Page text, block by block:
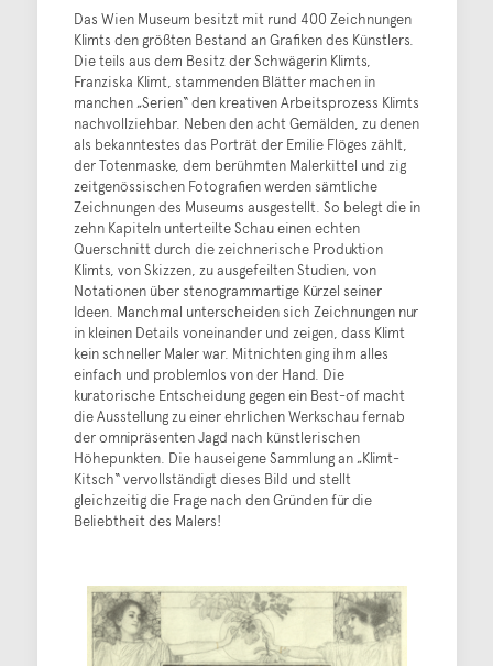
Das Wien Museum besitzt mit rund 400 Zeichnungen
Klimts den größten Bestand an Grafiken des Künstlers.
Die teils aus dem Besitz der Schwägerin Klimts,
Franziska Klimt, stammenden Blätter machen in
manchen „Serien“ den kreativen Arbeitsprozess Klimts
nachvollziehbar. Neben den acht Gemälden, zu denen
als bekanntestes das Porträt der Emilie Flöges zählt,
der Totenmaske, dem berühmten Malerkittel und zig
zeitgenössischen Fotografien werden sämtliche
Zeichnungen des Museums ausgestellt. So belegt die in
zehn Kapiteln unterteilte Schau einen echten
Querschnitt durch die zeichnerische Produktion
Klimts, von Skizzen, zu ausgefeilten Studien, von
Notationen über stenogrammartige Kürzel seiner
Ideen. Manchmal unterscheiden sich Zeichnungen nur
in kleinen Details voneinander und zeigen, dass Klimt
kein schneller Maler war. Mitnichten ging ihm alles
einfach und problemlos von der Hand. Die
kuratorische Entscheidung gegen ein Best-of macht
die Ausstellung zu einer ehrlichen Werkschau fernab
der omnipräsenten Jagd nach künstlerischen
Höhepunkten. Die hauseigene Sammlung an „Klimt-
Kitsch“ vervollständigt dieses Bild und stellt
gleichzeitig die Frage nach den Gründen für die
Beliebtheit des Malers!